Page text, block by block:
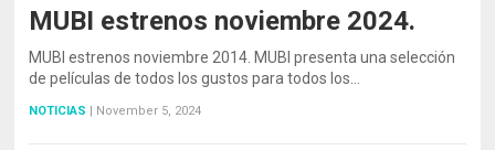
MUBI estrenos noviembre 2024.
MUBI estrenos noviembre 2014. MUBI presenta una selección
de películas de todos los gustos para todos los…
NOTICIAS November 5, 2024